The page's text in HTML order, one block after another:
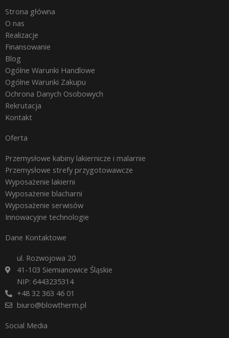
Strona główna
O nas
Realizacje
Finansowanie
Blog
Ogólne Warunki Handlowe
Ogólne Warunki Zakupu
Ochrona Danych Osobowych
Rekrutacja
Kontakt
Oferta
Przemysłowe kabiny lakiernicze i malarnie
Przemysłowe strefy przygotowawcze
Wyposażenie lakierni
Wyposażenie blacharni
Wyposażenie serwisów
Innowacyjne technologie
Dane Kontaktowe
ul. Rozwojowa 20
41-103 Siemianowice Śląskie
NIP: 6443235314
+48 32 363 46 01
biuro@blowtherm.pl
Social Media